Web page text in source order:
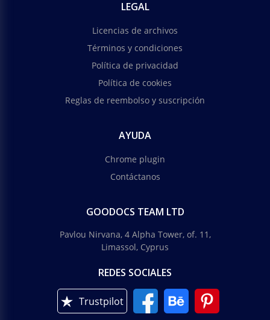
LEGAL
Licencias de archivos
Términos y condiciones
Política de privacidad
Política de cookies
Reglas de reembolso y suscripción
AYUDA
Chrome plugin
Contáctanos
GOODOCS TEAM LTD
Pavlou Nirvana, 4 Alpha Tower, of. 11,
Limassol, Cyprus
REDES SOCIALES
Trustpilot